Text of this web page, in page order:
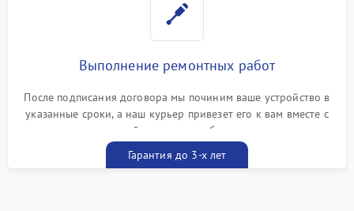
Выполнение ремонтных работ
После подписания договора мы починим ваше устройство в
указанные сроки, а наш курьер привезет его к вам вместе с
гарантийным талоном бесплатно
Гарантия до 3-х лет